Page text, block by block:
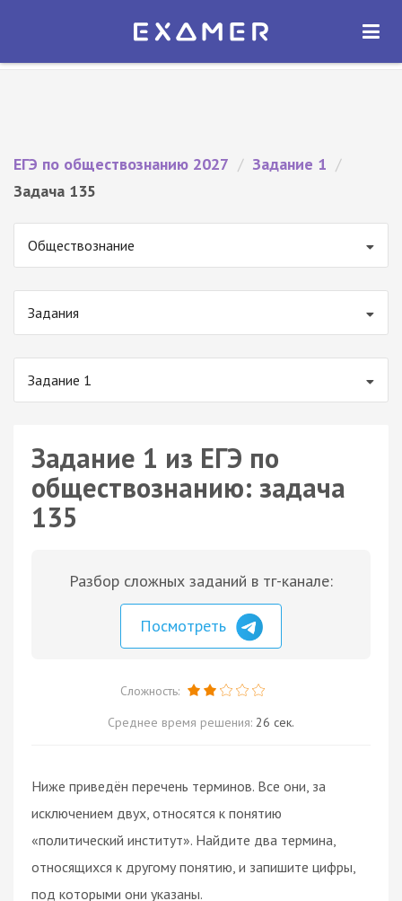
Экзамер — ЕГЭ 2027
ОТКРЫТЬ
ЕГЭ по обществознанию 2027 / Задание 1 /
Задача 135
Обществознание
Задания
Задание 1
Задание 1 из ЕГЭ по
обществознанию: задача
135
Разбор сложных заданий в тг-канале:
Посмотреть
Сложность:
Среднее время решения: 26 сек.
Ниже приведён перечень терминов. Все они, за
исключением двух, относятся к понятию
«политический институт». Найдите два термина,
относящихся к другому понятию, и запишите цифры,
под которыми они указаны.